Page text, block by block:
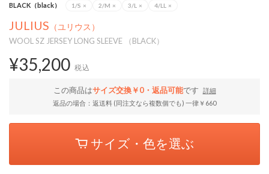
BLACK（black） 1/S × 2/M × 3/L × 4/LL ×
JULIUS （ユリウス）
WOOL SZ JERSEY LONG SLEEVE （BLACK）
¥35,200 税込
この商品はサイズ交換￥0・返品可能です
詳細
返品の場合：返送料 (同注文なら複数個でも) 一律￥660
サイズ・色を選ぶ